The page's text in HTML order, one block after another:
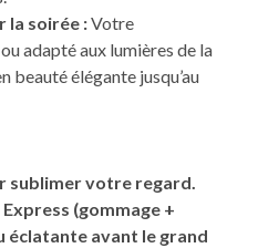
la soirée :Votre
adapté aux lumières de la
beauté élégante jusqu’au
sublimer votre regard.
(gommage +
éclatante avant le grand